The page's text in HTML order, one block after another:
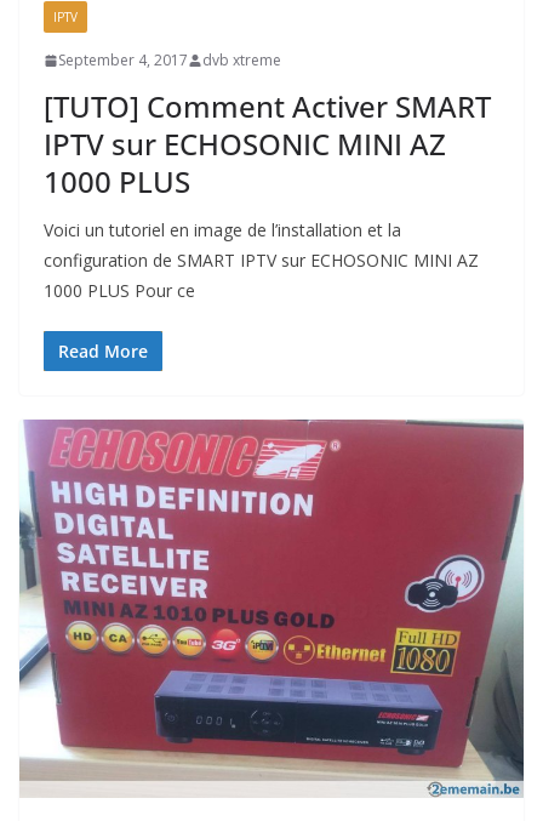
IPTV
September 4, 2017 dvb xtreme
[TUTO] Comment Activer SMART
IPTV sur ECHOSONIC MINI AZ
1000 PLUS
Voici un tutoriel en image de l’installation et la
configuration de SMART IPTV sur ECHOSONIC MINI AZ
1000 PLUS Pour ce
Read More